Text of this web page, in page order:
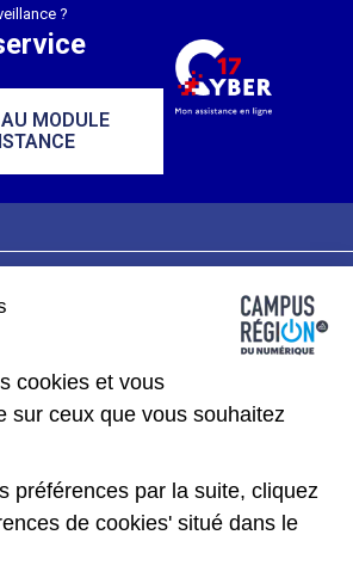
?
MODULE
: partiellement conforme
cookies et vous
sur ceux que vous souhaitez
préférences par la suite, cliquez
de cookies' situé dans le